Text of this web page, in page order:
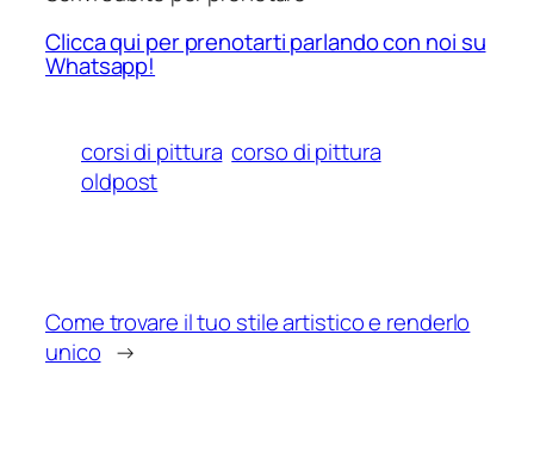
Clicca qui per prenotarti parlando con noi su
Whatsapp!
corsi di pittura corso di pittura
oldpost
Come trovare il tuo stile artistico e renderlo
unico →